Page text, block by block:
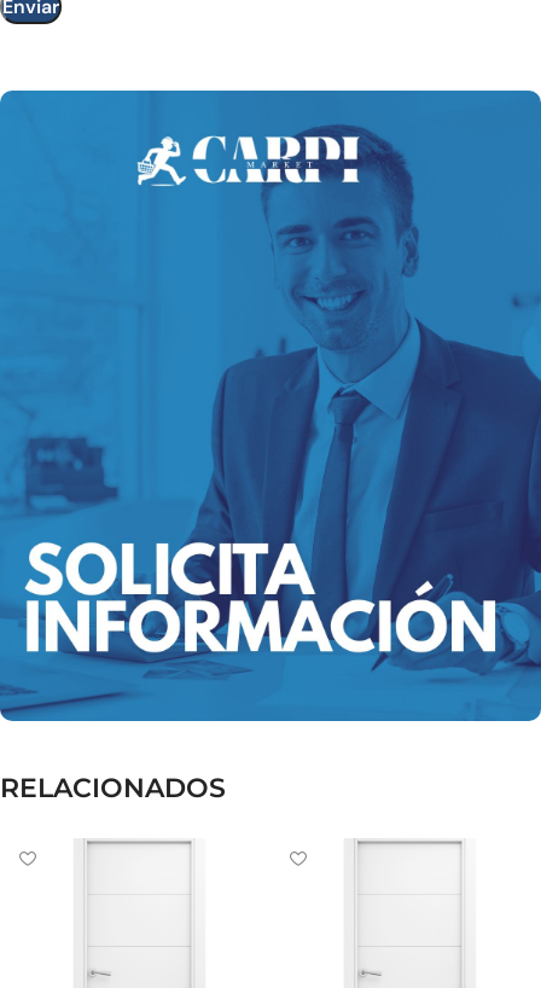
RELACIONADOS